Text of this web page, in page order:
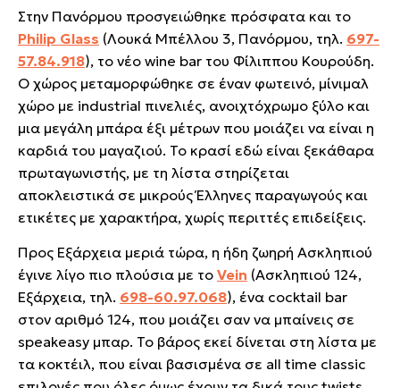
Στην Πανόρμου προσγειώθηκε πρόσφατα και το
Philip Glass (Λουκά Μπέλλου 3, Πανόρμου, τηλ. 697-
57.84.918), το νέο wine bar του Φίλιππου Κουρούδη.
Ο χώρος μεταμορφώθηκε σε έναν φωτεινό, μίνιμαλ
χώρο με industrial πινελιές, ανοιχτόχρωμο ξύλο και
μια μεγάλη μπάρα έξι μέτρων που μοιάζει να είναι η
καρδιά του μαγαζιού. Το κρασί εδώ είναι ξεκάθαρα
πρωταγωνιστής, με τη λίστα στηρίζεται
αποκλειστικά σε μικρούς Έλληνες παραγωγούς και
ετικέτες με χαρακτήρα, χωρίς περιττές επιδείξεις.
Προς Εξάρχεια μεριά τώρα, η ήδη ζωηρή Ασκληπιού
έγινε λίγο πιο πλούσια με το Vein (Ασκληπιού 124,
Εξάρχεια, τηλ. 698-60.97.068), ένα cocktail bar
στον αριθμό 124, που μοιάζει σαν να μπαίνεις σε
speakeasy μπαρ. Το βάρος εκεί δίνεται στη λίστα με
τα κοκτέιλ, που είναι βασισμένα σε all time classic